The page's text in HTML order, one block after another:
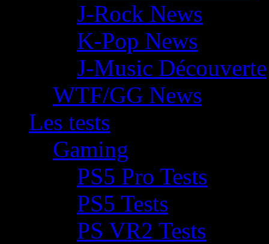
J-Rock News
K-Pop News
J-Music Découverte
WTF/GG News
Les tests
Gaming
PS5 Pro Tests
PS5 Tests
PS VR2 Tests